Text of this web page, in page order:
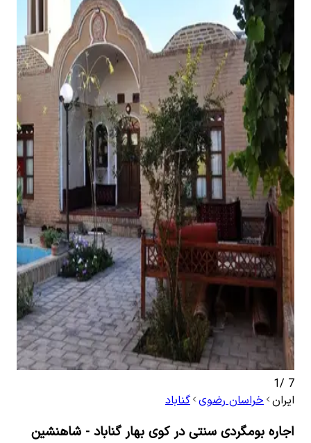
7
/
1
ایران خراسان رضوی گناباد
اجاره بومگردی سنتی در کوی بهار گناباد - شاهنشین